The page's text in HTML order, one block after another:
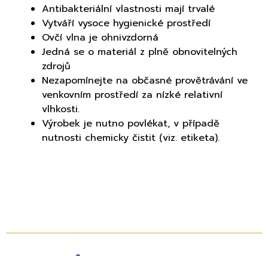
Antibakteriální vlastnosti mají trvalé
Vytváří vysoce hygienické prostředí
Ovčí vlna je ohnivzdorná
Jedná se o materiál z plně obnovitelných
zdrojů
Nezapomínejte na občasné provětrávání ve
venkovním prostředí za nízké relativní
vlhkosti.
Výrobek je nutno povlékat, v případě
nutnosti chemicky čistit (viz. etiketa).